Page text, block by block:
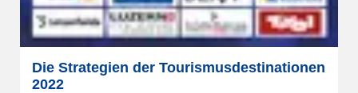
Die Strategien der Tourismusdestinationen
2022